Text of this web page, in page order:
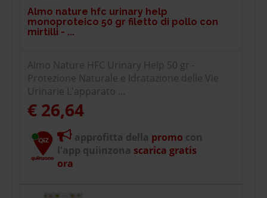
Almo nature hfc urinary help
monoproteico 50 gr filetto di pollo con
mirtilli - ...
Almo Nature HFC Urinary Help 50 gr -
Protezione Naturale e Idratazione delle Vie
Urinarie L'apparato ...
€ 26,64
approfitta della promo con
l'app quiinzona scarica gratis
ora